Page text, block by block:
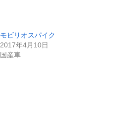
モビリオスパイク
2017年4月10日
国産車